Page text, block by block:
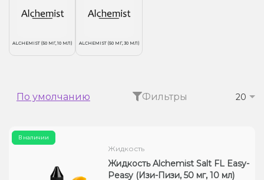
Жидкости для электронных сигарет
Подарочные наборы
ALCHEMIST (50 МГ, 10 МЛ) ALCHEMIST (50 МГ, 30 МЛ)
По умолчанию Фильтры 20
В наличии
Жидкость
Жидкость Alchemist Salt FL Easy-
Peasy (Изи-Пизи, 50 мг, 10 мл)